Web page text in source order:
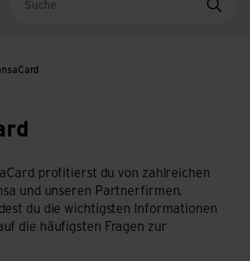
profitierst du von zahlreichen
und unseren Partnerfirmen.
du die wichtigsten Informationen
die häufigsten Fragen zur